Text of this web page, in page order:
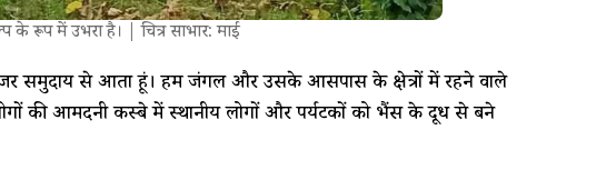
रूप में उभरा है। | चित्र साभार: माई
समुदाय से आता हूं। हम जंगल और उसके आसपास के क्षेत्रों में रहने वाले
की आमदनी कस्बे में स्थानीय लोगों और पर्यटकों को भैंस के दूध से बने